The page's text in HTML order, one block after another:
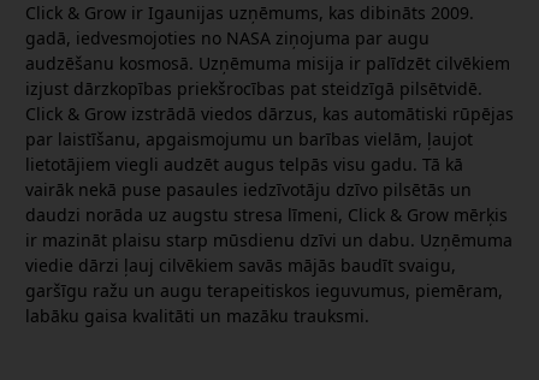
Click & Grow ir Igaunijas uzņēmums, kas dibināts 2009.
gadā, iedvesmojoties no NASA ziņojuma par augu
audzēšanu kosmosā. Uzņēmuma misija ir palīdzēt cilvēkiem
izjust dārzkopības priekšrocības pat steidzīgā pilsētvidē.
Click & Grow izstrādā viedos dārzus, kas automātiski rūpējas
par laistīšanu, apgaismojumu un barības vielām, ļaujot
lietotājiem viegli audzēt augus telpās visu gadu. Tā kā
vairāk nekā puse pasaules iedzīvotāju dzīvo pilsētās un
daudzi norāda uz augstu stresa līmeni, Click & Grow mērķis
ir mazināt plaisu starp mūsdienu dzīvi un dabu. Uzņēmuma
viedie dārzi ļauj cilvēkiem savās mājās baudīt svaigu,
garšīgu ražu un augu terapeitiskos ieguvumus, piemēram,
labāku gaisa kvalitāti un mazāku trauksmi.